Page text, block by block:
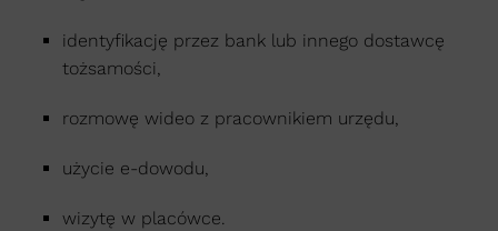
identyfikację przez bank lub innego dostawcę
tożsamości,
rozmowę wideo z pracownikiem urzędu,
użycie e-dowodu,
wizytę w placówce.